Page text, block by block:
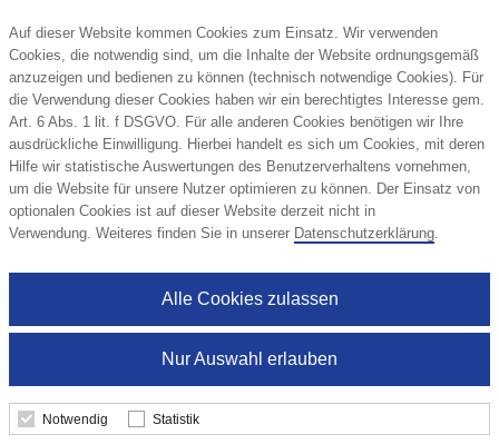
Kontakt
Jansen Verkaufsförderung GmbH & Co. KG
Saalestraße 10
45478 Mülheim/Ruhr
Deutschland
Tel.: +49 (208) 30184-0
© 2026 DIE6 Promotion Service GmbH
Auf dieser Website kommen Cookies zum Einsatz. Wir verwenden
Cookies, die notwendig sind, um die Inhalte der Website ordnungsgemäß
anzuzeigen und bedienen zu können (technisch notwendige Cookies). Für
die Verwendung dieser Cookies haben wir ein berechtigtes Interesse gem.
Art. 6 Abs. 1 lit. f DSGVO. Für alle anderen Cookies benötigen wir Ihre
ausdrückliche Einwilligung. Hierbei handelt es sich um Cookies, mit deren
Hilfe wir statistische Auswertungen des Benutzerverhaltens vornehmen,
um die Website für unsere Nutzer optimieren zu können. Der Einsatz von
optionalen Cookies ist auf dieser Website derzeit nicht in
Verwendung. Weiteres finden Sie in unserer Datenschutzerklärung.
Nur Auswahl erlauben
Alle Cookies zulassen
Notwendig Statistik